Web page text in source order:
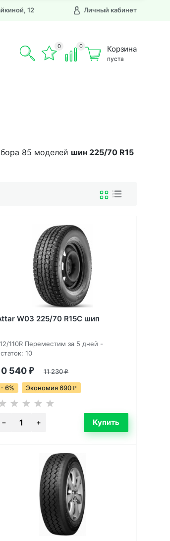
12 Личный кабинет
0 0 Корзина
пуста
85 моделей шин 225/70 R15
W03 225/70 R15C шип
110R Переместим за 5 дней -
10
540 ₽ 11 230₽
- 6% Экономия 690 ₽